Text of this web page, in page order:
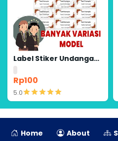
Label Stiker Undangan
kode 103 EXPRESS
Rp100
5.0
Detail
Home About